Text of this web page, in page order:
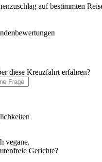
auf bestimmten
diese Kreuzfahrt erfahren?
vegane,
Gerichte?